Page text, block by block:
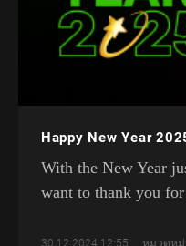
Happy New Year
With the New Year
want to thank you
30.12.2024 12:55 หมวดหมู่: